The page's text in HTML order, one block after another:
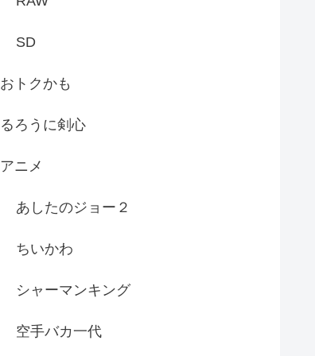
SD
おトクかも
るろうに剣心
アニメ
あしたのジョー２
ちいかわ
シャーマンキング
空手バカ一代